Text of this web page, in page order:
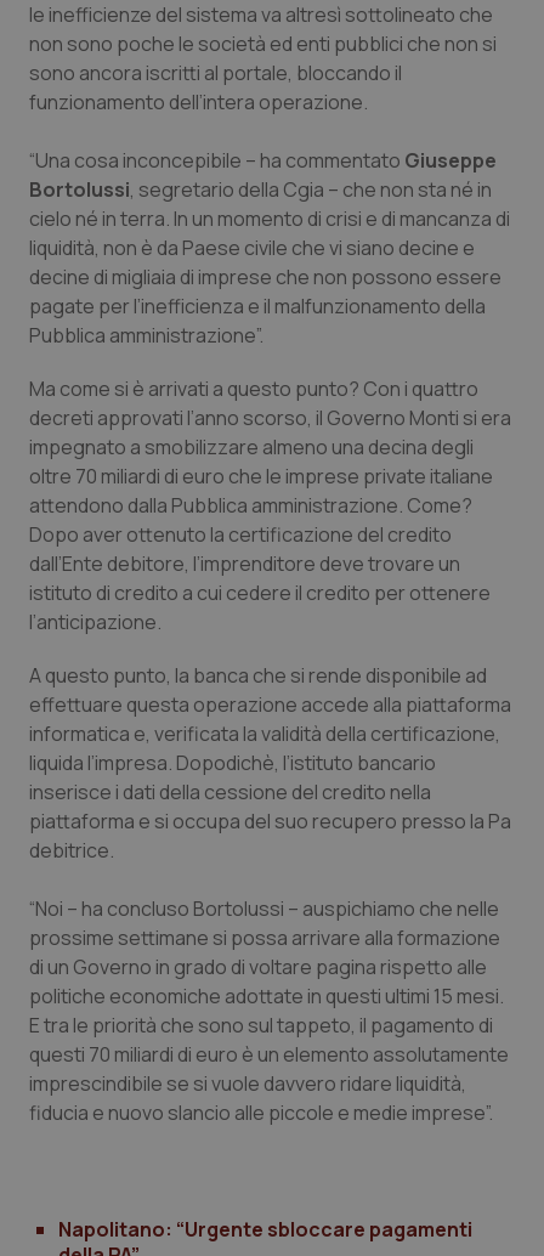
Lombardia
Marche
Molise
Piemonte
Provincia Autonoma di Bolzano
Provincia Autonoma di Trento
Puglia
Sardegna
Sicilia
Toscana
Valle D’Aosta
Veneto
Dolore
Donna & Salute
Epatiti
HIV
Infezioni & Febbre
Ipertensione & Scompenso
Malattie rare
Malattia di Crohn & Rettocolite Ulcerosa
Neuroscienze & patologie neurodegenerative
Obesità
Oncodermatologia
Oncoematologia
Oncologia & Nutrizione
Psoriasi & pelle
Quotidiano Cardiologia
Quotidiano Chirurgia
Quotidiano Oncologia
Rene & patologie urogenitali
le inefficienze del sistema va altresì sottolineato che
non sono poche le società ed enti pubblici che non si
sono ancora iscritti al portale, bloccando il
funzionamento dell’intera operazione.
“Una cosa inconcepibile – ha commentato Giuseppe
Bortolussi, segretario della Cgia – che non sta né in
cielo né in terra. In un momento di crisi e di mancanza di
liquidità, non è da Paese civile che vi siano decine e
decine di migliaia di imprese che non possono essere
pagate per l’inefficienza e il malfunzionamento della
Pubblica amministrazione”.
Ma come si è arrivati a questo punto? Con i quattro
decreti approvati l’anno scorso, il Governo Monti si era
impegnato a smobilizzare almeno una decina degli
oltre 70 miliardi di euro che le imprese private italiane
attendono dalla Pubblica amministrazione. Come?
Dopo aver ottenuto la certificazione del credito
dall’Ente debitore, l’imprenditore deve trovare un
istituto di credito a cui cedere il credito per ottenere
l’anticipazione.
A questo punto, la banca che si rende disponibile ad
effettuare questa operazione accede alla piattaforma
informatica e, verificata la validità della certificazione,
liquida l’impresa. Dopodichè, l’istituto bancario
inserisce i dati della cessione del credito nella
piattaforma e si occupa del suo recupero presso la Pa
debitrice.
“Noi – ha concluso Bortolussi – auspichiamo che nelle
prossime settimane si possa arrivare alla formazione
di un Governo in grado di voltare pagina rispetto alle
politiche economiche adottate in questi ultimi 15 mesi.
E tra le priorità che sono sul tappeto, il pagamento di
questi 70 miliardi di euro è un elemento assolutamente
imprescindibile se si vuole davvero ridare liquidità,
fiducia e nuovo slancio alle piccole e medie imprese”.
Napolitano: “Urgente sbloccare pagamenti